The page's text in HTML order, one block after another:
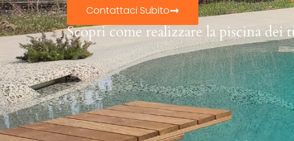
Contattaci Subito
Scopri come realizzare la piscina dei